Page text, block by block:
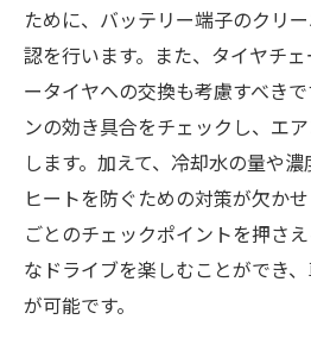
ステアリングの異常を
視界を確保するための
タイヤの溝と摩耗のチ
排気ガスの色でわかる
チェックリストを用い
長期間愛車を保つために
プロが推奨するオイル
ために、バッテリー端子のクリ
認を行います。また、タイヤチ
ータイヤへの交換も考慮すべき
ンの効き具合をチェックし、エ
します。加えて、冷却水の量や
ヒートを防ぐための対策が欠か
ごとのチェックポイントを押さ
なドライブを楽しむことができ
が可能です。